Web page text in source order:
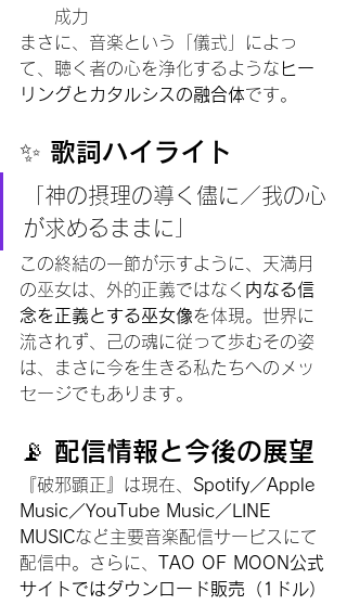
成力
まさに、音楽という「儀式」によっ
て、聴く者の心を浄化するような ヒー
リングとカタルシスの融合体です。
✨ 歌詞ハイライト
「神の摂理の導く儘に／我の心
が求めるままに」
この終結の一節が示すように、天満月
の巫女は、外的正義ではなく 内なる信
念を正義とする巫女像を体現。世界に
流されず、己の魂に従って歩むその姿
は、まさに今を生きる私たちへのメッ
セージでもあります。
📡 配信情報と今後の展望
『破邪顕正』は現在、 Spotify／Apple
Music／YouTube Music／LINE
MUSICなど主要音楽配信サービスにて
配信中。さらに、
TAO OF MOON公式
サイトではダウンロード販売（1ドル）